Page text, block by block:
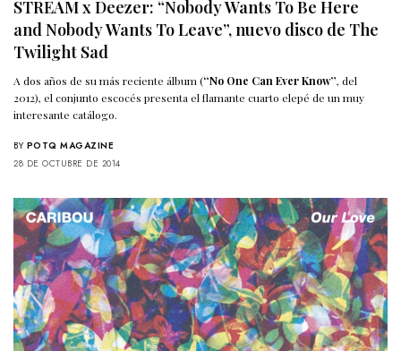
STREAM x Deezer: “Nobody Wants To Be Here
and Nobody Wants To Leave”, nuevo disco de The
Twilight Sad
A dos años de su más reciente álbum (“No One Can Ever Know”, del
2012), el conjunto escocés presenta el flamante cuarto elepé de un muy
interesante catálogo.
BY POTQ MAGAZINE
28 DE OCTUBRE DE 2014